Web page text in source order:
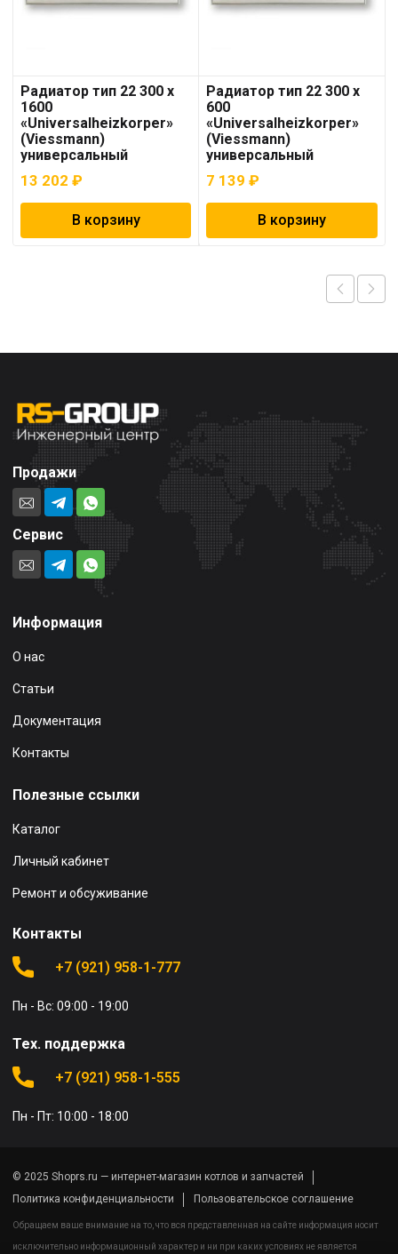
Радиатор тип 22 300 x
1600
«Universalheizkorper»
(Viessmann)
универсальный
13 202 ₽
В корзину
Радиатор тип 22 300 х
600
«Universalheizkorper»
(Viessmann)
универсальный
7 139₽
В корзину
Продажи
Сервис
Информация
О нас
Статьи
Документация
Контакты
Полезные ссылки
Каталог
Личный кабинет
Ремонт и обсуживание
Контакты
+7 (921) 958-1-777
Пн - Вс: 09:00 - 19:00
Тех. поддержка
+7 (921) 958-1-555
Пн - Пт: 10:00 - 18:00
© 2025 Shoprs.ru — интернет-магазин котлов и запчастей
Политика конфиденциальности
Пользовательское соглашение
Обращаем ваше внимание на то, что вся представленная на сайте информация носит
исключительно информационный характер и ни при каких условиях не является